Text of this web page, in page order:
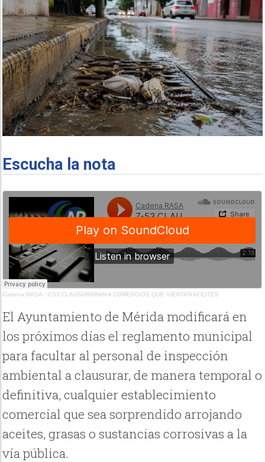
Escucha la nota
Cadena RASA · Z-53 CLAUSURARAN A COMERCIOS QUE VIERTAN ACEITES
El Ayuntamiento de Mérida modificará en
los próximos días el reglamento municipal
para facultar al personal de inspección
ambiental a clausurar, de manera temporal o
definitiva, cualquier establecimiento
comercial que sea sorprendido arrojando
aceites, grasas o sustancias corrosivas a la
vía pública.